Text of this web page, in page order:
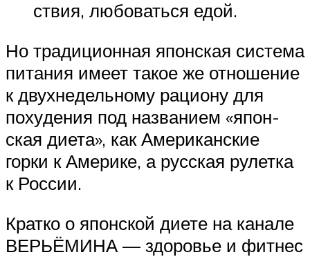
ствия, любо­ваться едой.
Но тра­ди­ци­он­ная япон­ская система
пита­ния имеет такое же отно­ше­ние
к двух­не­дель­ному раци­ону для
поху­де­ния под назва­нием «япон­
ская диета», как Аме­ри­кан­ские
горки к Аме­рике, а рус­ская рулетка
к России.
Кратко о япон­ской диете на канале
ВЕРЬЁМИНА — здо­ро­вье и фитнес